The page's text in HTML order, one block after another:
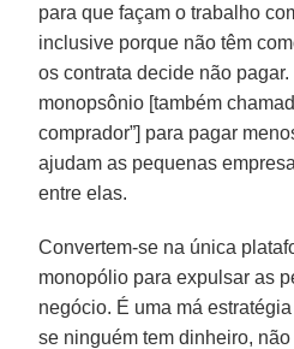
para que façam o trabalho
inclusive porque não têm
os contrata decide não
monopsônio [também
comprador”] para pagar
ajudam as pequenas
entre elas.
Convertem-se na única
monopólio para expulsar as
negócio. É uma má
se ninguém tem dinheiro,